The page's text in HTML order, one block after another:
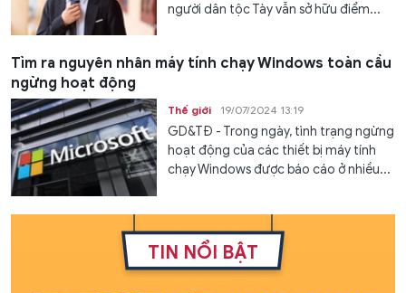
người dân tộc Tày vẫn sở hữu điểm...
Tìm ra nguyên nhân máy tính chạy Windows toàn cầu
ngừng hoạt động
Thế giới 19/07/2024 13:19
GD&TĐ - Trong ngày, tình trạng ngừng
hoạt động của các thiết bị máy tính
chạy Windows được báo cáo ở nhiều...
TIN NỔI BẬT